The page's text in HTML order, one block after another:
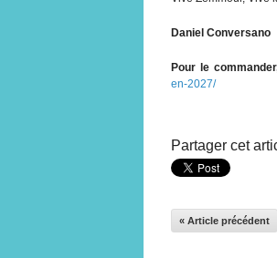
Daniel Conversano
Pour le
en-2027/
Partager cet
« Article précédent